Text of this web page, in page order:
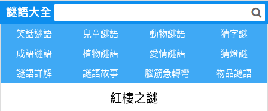
謎語大全
笑話謎語 兒童謎語 動物謎語
猜字謎
成語謎語
植物謎語 愛情謎語
猜燈謎
謎語詳解
謎語故事 腦筋急轉彎 物品謎語
紅樓之謎